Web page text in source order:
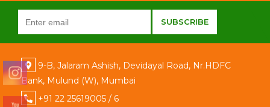
9-B, Jalaram Ashish, Devidayal Road, Nr.HDFC
Bank, Mulund (W), Mumbai
+91 22 25619005 / 6